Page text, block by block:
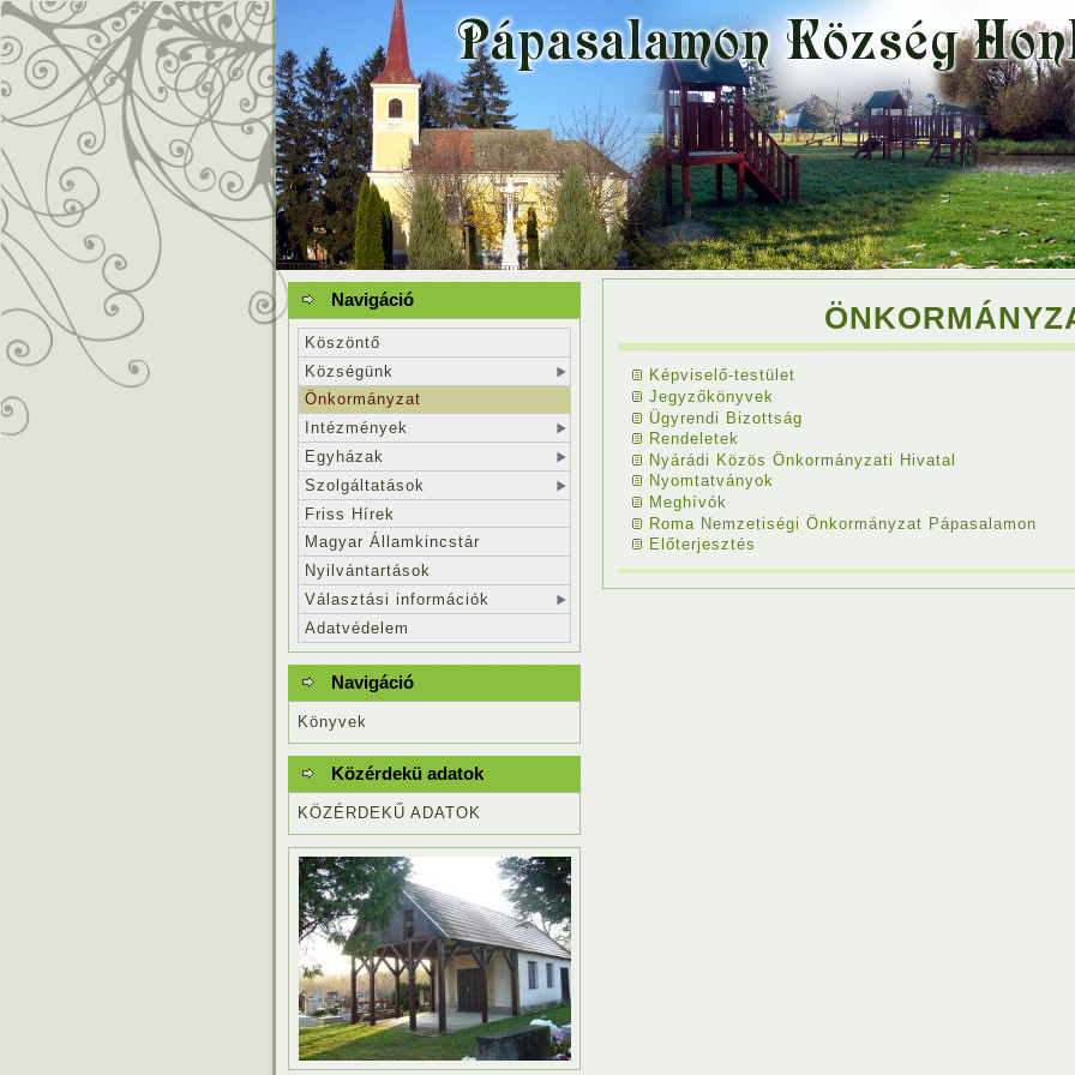
Képviselő-testület
Jegyzőkönyvek
Ügyrendi Bizottság
Rendeletek
Nyárádi Közös Önkormányzati Hivatal
Nyomtatványok
Meghívók
Roma Nemzetiségi Önkormányzat Pápasalamon
Előterjesztés
Navigáció
Köszöntő
Községünk
Önkormányzat
Intézmények
Egyházak
Szolgáltatások
Friss Hírek
Magyar Államkincstár
Nyilvántartások
Választási információk
Adatvédelem
Navigáció
Könyvek
Közérdekü adatok
KÖZÉRDEKŰ ADATOK